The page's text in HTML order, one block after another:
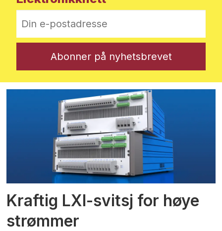
Kraftig LXI-svitsj for høye
strømmer